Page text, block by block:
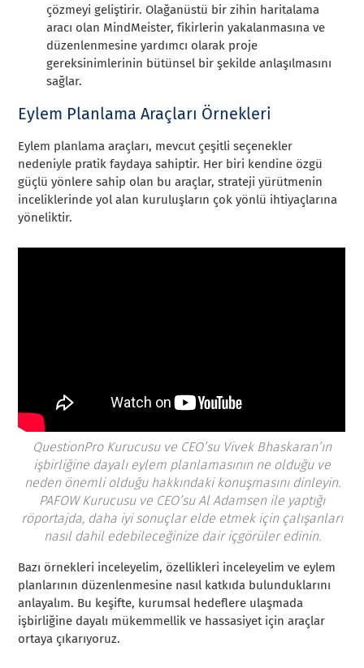
çözmeyi geliştirir. Olağanüstü bir zihin haritalama
aracı olan MindMeister, fikirlerin yakalanmasına ve
düzenlenmesine yardımcı olarak proje
gereksinimlerinin bütünsel bir şekilde anlaşılmasını
sağlar.
Eylem Planlama Araçları Örnekleri
Eylem planlama araçları, mevcut çeşitli seçenekler
nedeniyle pratik faydaya sahiptir. Her biri kendine özgü
güçlü yönlere sahip olan bu araçlar, strateji yürütmenin
inceliklerinde yol alan kuruluşların çok yönlü ihtiyaçlarına
yöneliktir.
QuestionPro Kurucusu ve CEO’su Vivek Bhaskaran’ın
işbirliğine dayalı eylem planlamasının ne olduğu ve
neden önemli olduğu hakkındaki konuşmasını dinleyin.
PAFOW Kurucusu ve CEO’su Al Adamsen ile yaptığı
röportajda, daha iyi sonuçlar elde etmek için çalışanları
nasıl dahil edebileceğinize dair içgörüler edinin.
Bazı örnekleri inceleyelim, özellikleri inceleyelim ve eylem
planlarının düzenlenmesine nasıl katkıda bulunduklarını
anlayalım. Bu keşifte, kurumsal hedeflere ulaşmada
işbirliğine dayalı mükemmellik ve hassasiyet için araçlar
ortaya çıkarıyoruz.